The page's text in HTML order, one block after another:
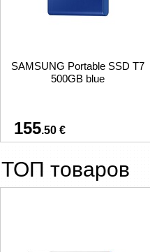
SAMSUNG Portable SSD T7
500GB blue
155.50 €
ТОП товаров